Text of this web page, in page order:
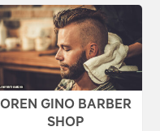
OREN GINO BARBER
SHOP